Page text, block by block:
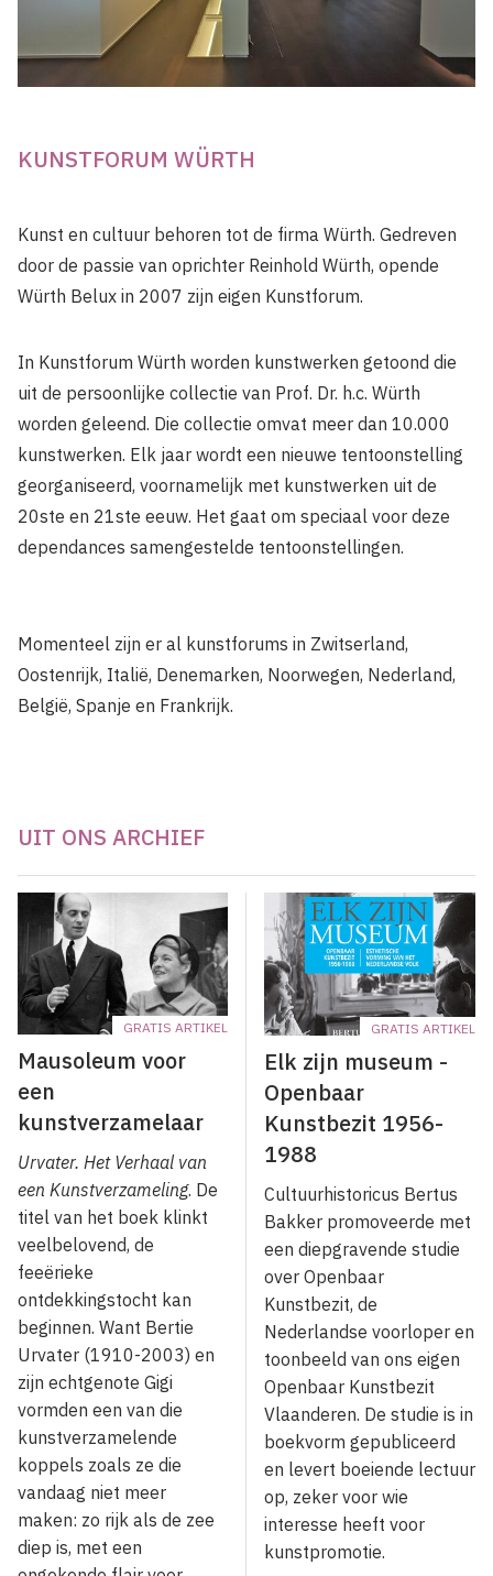
KUNSTFORUM WÜRTH
Kunst en cultuur behoren tot de firma Würth. Gedreven
door de passie van oprichter Reinhold Würth, opende
Würth Belux in 2007 zijn eigen Kunstforum.
In Kunstforum Würth worden kunstwerken getoond die
uit de persoonlijke collectie van Prof. Dr. h.c. Würth
worden geleend. Die collectie omvat meer dan 10.000
kunstwerken. Elk jaar wordt een nieuwe tentoonstelling
georganiseerd, voornamelijk met kunstwerken uit de
20ste en 21ste eeuw. Het gaat om speciaal voor deze
dependances samengestelde tentoonstellingen.
Momenteel zijn er al kunstforums in Zwitserland,
Oostenrijk, Italië, Denemarken, Noorwegen, Nederland,
België, Spanje en Frankrijk.
UIT ONS ARCHIEF
GRATIS ARTIKEL
Mausoleum voor
een
kunstverzamelaar
Urvater. Het Verhaal van
een Kunstverzameling. De
titel van het boek klinkt
veelbelovend, de
feeërieke
ontdekkingstocht kan
beginnen. Want Bertie
Urvater (1910-2003) en
zijn echtgenote Gigi
vormden een van die
kunstverzamelende
koppels zoals ze die
vandaag niet meer
maken: zo rijk als de zee
diep is, met een
GRATIS ARTIKEL
Elk zijn museum -
Openbaar
Kunstbezit 1956-
1988
Cultuurhistoricus Bertus
Bakker promoveerde met
een diepgravende studie
over Openbaar
Kunstbezit, de
Nederlandse voorloper en
toonbeeld van ons eigen
Openbaar Kunstbezit
Vlaanderen. De studie is in
boekvorm gepubliceerd
en levert boeiende lectuur
op, zeker voor wie
interesse heeft voor
kunstpromotie.